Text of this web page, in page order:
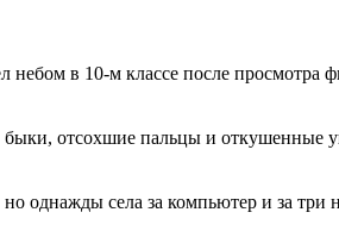
в 10-м классе после
отсохшие пальцы и откушенные
однажды села за компьютер и за